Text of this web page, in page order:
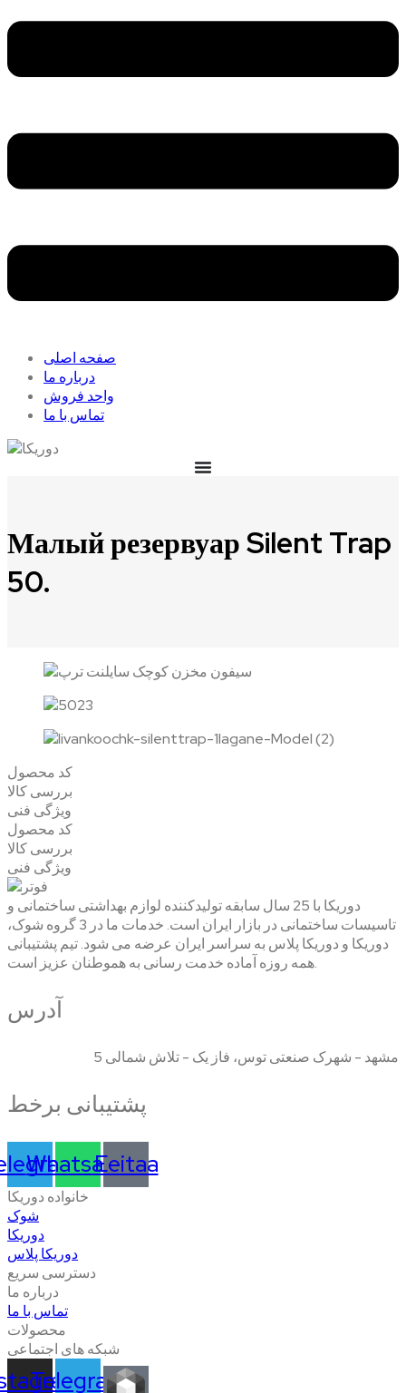
صفحه اصلی
درباره ما
واحد فروش
تماس با ما
Малый резервуар Silent Trap
50.
کد محصول
بررسی کالا
ویژگی فنی
کد محصول
بررسی کالا
ویژگی فنی
دوریکا با 25 سال سابقه تولیدکننده لوازم بهداشتی ساختمانی و
تاسیسات ساختمانی در بازار ایران است. خدمات ما در 3 گروه شوک،
دوریکا و دوریکا پلاس به سراسر ایران عرضه می شود. تیم پشتیبانی
همه روزه آماده خدمت رسانی به هموطنان عزیز است.
آدرس
مشهد - شهرک صنعتی توس، فاز یک - تلاش شمالی 5
پشتیبانی برخط
Whatsapp
Eeitaa
خانواده دوریکا
شوک
دوریکا
دوریکا پلاس
دسترسی سریع
درباره ما
تماس با ما
محصولات
شبکه های اجتماعی
Telegram